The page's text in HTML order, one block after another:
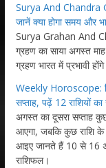
Surya And Chandra
जानें क्या होगा समय और
Surya Grahan And
ग्रहण का साया अगस्त
ग्रहण भारत में प्रभावी
Weekly Horoscope:
सप्ताह, पढ़ें 12 राशियों का
अगस्त का दूसरा सप्ताह
आएगा, जबकि कुछ राशि के
आइए जानते हैं 10 से 16
राशिफल।